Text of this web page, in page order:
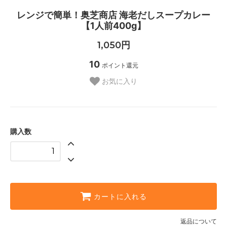
レンジで簡単！奥芝商店 海老だしスープカレー
【1人前400g】
1,050円
10 ポイント還元
お気に入り
購入数
カートに入れる
返品について